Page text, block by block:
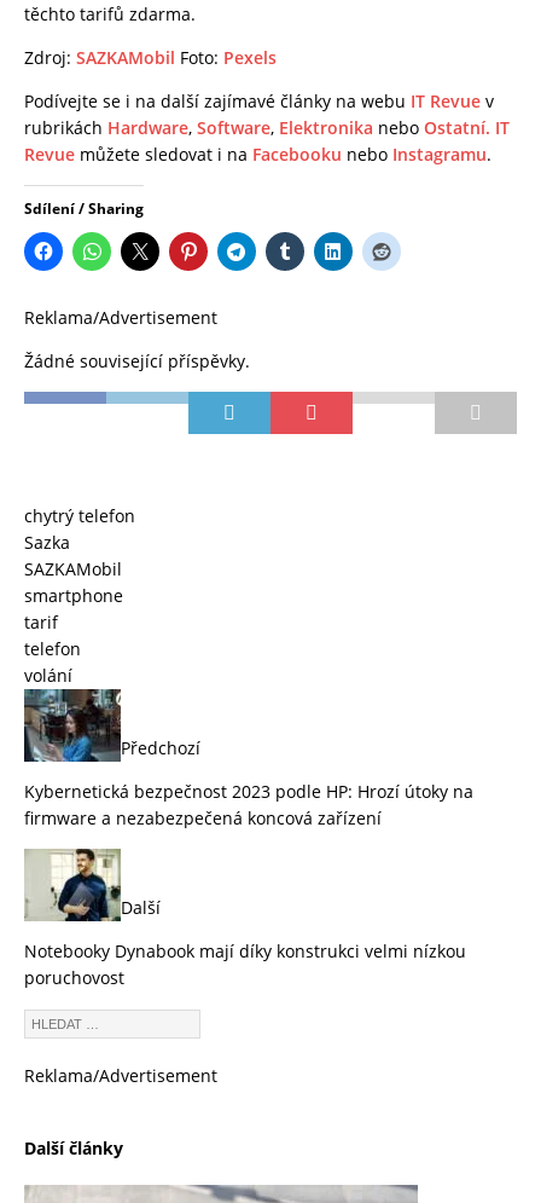
těchto tarifů zdarma.
Zdroj: SAZKAMobil Foto: Pexels
Podívejte se i na další zajímavé články na webu IT Revue v
rubrikách Hardware, Software, Elektronika nebo Ostatní. IT
Revue můžete sledovat i na Facebooku nebo Instagramu.
Sdílení / Sharing
Reklama/Advertisement
Žádné související příspěvky.
chytrý telefon
Sazka
SAZKAMobil
smartphone
tarif
telefon
volání
Předchozí
Kybernetická bezpečnost 2023 podle HP: Hrozí útoky na
firmware a nezabezpečená koncová zařízení
Další
Notebooky Dynabook mají díky konstrukci velmi nízkou
poruchovost
Reklama/Advertisement
Další články